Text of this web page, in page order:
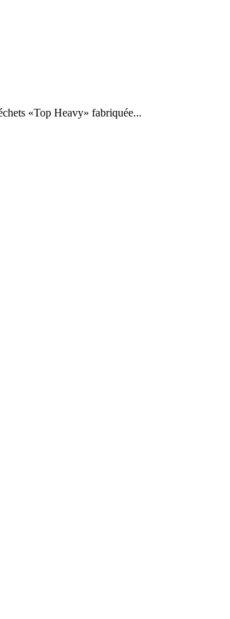
«Top Heavy» fabriquée...